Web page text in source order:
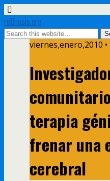
retinosis.org
viernes,enero,2010
terapia
frenar una
cerebral